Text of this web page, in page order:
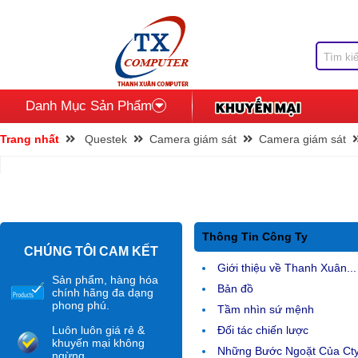
Danh Mục Sản Phẩm
Trang nhất Questek Camera giám sát Camera giám sát
CHÚNG TÔI CAM KẾT
Sản phẩm, hàng hóa
chính hãng đa dạng
phong phú.
Luôn luôn giá rẻ &
khuyến mại không
Thông Tin Công Ty
Giới thiệu về Thanh Xuân...
Bản đồ
Tầm nhìn sứ mệnh
Đối tác chiến lược
Những Bước Ngoặt Của